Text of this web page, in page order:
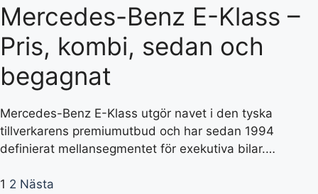
Mercedes-Benz E-Klass –
Pris, kombi, sedan och
begagnat
Mercedes-Benz E-Klass utgör navet i den tyska
tillverkarens premiumutbud och har sedan 1994
definierat mellansegmentet för exekutiva bilar.…
1 2 Nästa